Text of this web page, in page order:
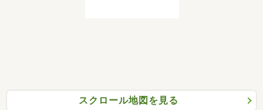
⑦税金、相続などの専門家と連携し、どんなお悩みにも柔
スクロール地図を見る